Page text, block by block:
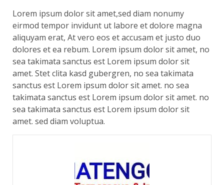
Lorem ipsum dolor sit amet,sed diam nonumy
eirmod tempor invidunt ut labore et dolore magna
aliquyam erat, At vero eos et accusam et justo duo
dolores et ea rebum. Lorem ipsum dolor sit amet, no
sea takimata sanctus est Lorem ipsum dolor sit
amet. Stet clita kasd gubergren, no sea takimata
sanctus est Lorem ipsum dolor sit amet. no sea
takimata sanctus est Lorem ipsum dolor sit amet. no
sea takimata sanctus est Lorem ipsum dolor sit
amet. sed diam voluptua.